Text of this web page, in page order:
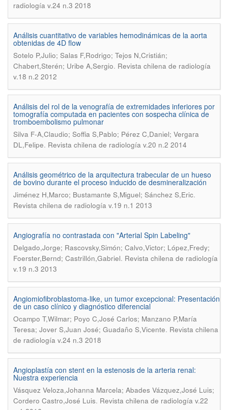
radiología v.24 n.3 2018
Análisis cuantitativo de variables hemodinámicas de la aorta
obtenidas de 4D flow
Sotelo P,Julio; Salas F,Rodrigo; Tejos N,Cristián;
Chabert,Sterén; Uribe A,Sergio. Revista chilena de radiología
v.18 n.2 2012
Análisis del rol de la venografía de extremidades inferiores por
tomografía computada en pacientes con sospecha clínica de
tromboembolismo pulmonar
Silva F-A,Claudio; Soffia S,Pablo; Pérez C,Daniel; Vergara
DL,Felipe. Revista chilena de radiología v.20 n.2 2014
Análisis geométrico de la arquitectura trabecular de un hueso
de bovino durante el proceso inducido de desmineralización
Jiménez H,Marco; Bustamante S,Miguel; Sánchez S,Eric.
Revista chilena de radiología v.19 n.1 2013
Angiografía no contrastada con "Arterial Spin Labeling"
Delgado,Jorge; Rascovsky,Simón; Calvo,Victor; López,Fredy;
Foerster,Bernd; Castrillón,Gabriel. Revista chilena de radiología
v.19 n.3 2013
Angiomiofibroblastoma-like, un tumor excepcional: Presentación
de un caso clínico y diagnóstico diferencial
Ocampo T,Wilmar; Poyo C,José Carlos; Manzano P,María
Teresa; Jover S,Juan José; Guadaño S,Vicente. Revista chilena
de radiología v.24 n.3 2018
Angioplastía con stent en la estenosis de la arteria renal:
Nuestra experiencia
Vásquez Veloza,Johanna Marcela; Abades Vázquez,José Luis;
Cordero Castro,José Luis. Revista chilena de radiología v.22